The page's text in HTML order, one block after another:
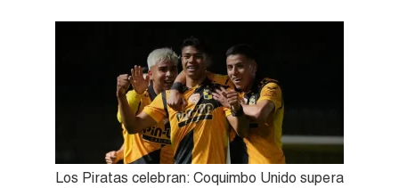
Los Piratas celebran: Coquimbo Unido supera